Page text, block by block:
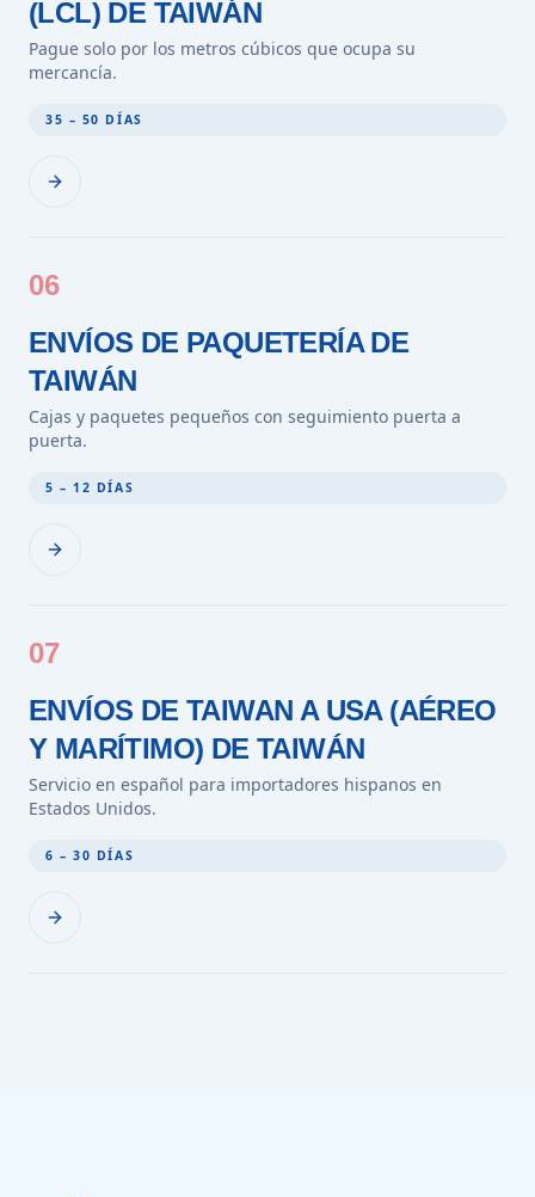
(LCL) DE TAIWÁN
Pague solo por los metros cúbicos que ocupa su
mercancía.
35 – 50 DÍAS
06
ENVÍOS DE PAQUETERÍA DE
TAIWÁN
Cajas y paquetes pequeños con seguimiento puerta a
puerta.
5 – 12 DÍAS
07
ENVÍOS DE TAIWAN A USA (AÉREO
Y MARÍTIMO) DE TAIWÁN
Servicio en español para importadores hispanos en
Estados Unidos.
6 – 30 DÍAS